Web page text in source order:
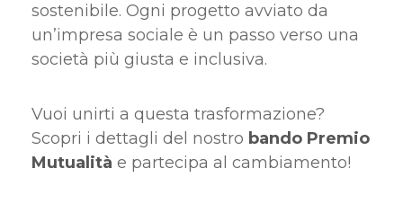
sostenibile. Ogni progetto avviato da
un’impresa sociale è un passo verso una
società più giusta e inclusiva.
Vuoi unirti a questa trasformazione?
Scopri i dettagli del nostro bando Premio
Mutualità e partecipa al cambiamento!